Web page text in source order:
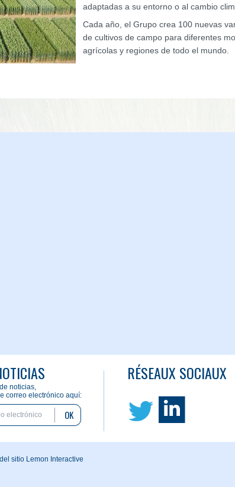
adaptadas a su entorno o al cambio
Cada año, el Grupo crea 100 nuevas
de cultivos de campo para diferentes
agrícolas y regiones de todo el mundo.
noticias,
correo electrónico aquí:
OK
RÉSEAUX SOCIAUX
sitio Lemon Interactive